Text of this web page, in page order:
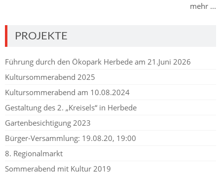
mehr ...
PROJEKTE
Führung durch den Ökopark Herbede am 21.Juni 2026
Kultursommerabend 2025
Kultursommerabend am 10.08.2024
Gestaltung des 2. „Kreisels“ in Herbede
Gartenbesichtigung 2023
Bürger-Versammlung: 19.08.20, 19:00
8. Regionalmarkt
Sommerabend mit Kultur 2019